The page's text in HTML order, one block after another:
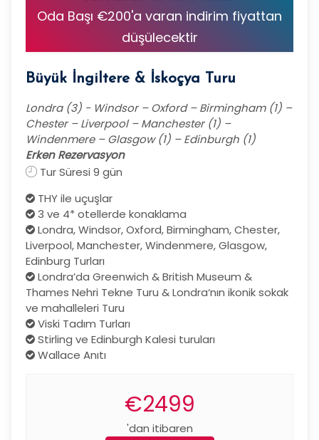
Oda Başı €200'a varan indirim fiyattan
düşülecektir
Büyük İngiltere & İskoçya Turu
Londra (3) - Windsor – Oxford – Birmingham (1) –
Chester – Liverpool – Manchester (1) –
Windenmere – Glasgow (1) – Edinburgh (1)
Erken Rezervasyon
Tur Süresi 9 gün
THY ile uçuşlar
3 ve 4* otellerde konaklama
Londra, Windsor, Oxford, Birmingham, Chester,
Liverpool, Manchester, Windenmere, Glasgow,
Edinburg Turları
Londra’da Greenwich & British Museum &
Thames Nehri Tekne Turu & Londra‘nın ikonik sokak
ve mahalleleri Turu
Viski Tadım Turları
Stirling ve Edinburgh Kalesi turuları
Wallace Anıtı
€2499
'dan itibaren